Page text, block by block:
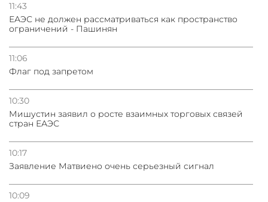
11:43
ЕАЭС не должен рассматриваться как пространство
ограничений - Пашинян
11:06
Флаг под запретом
10:30
Мишустин заявил о росте взаимных торговых связей
стран ЕАЭС
10:17
Заявление Матвиено очень серьезный сигнал
10:09